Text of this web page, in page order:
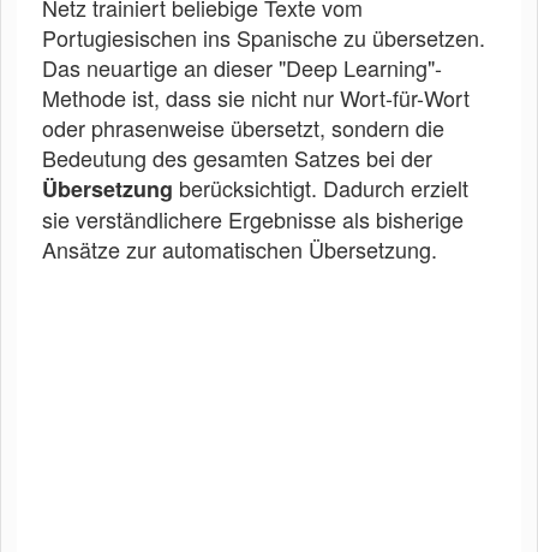
Netz trainiert beliebige Texte vom
Portugiesischen ins Spanische zu übersetzen.
Das neuartige an dieser "Deep Learning"-
Methode ist, dass sie nicht nur Wort-für-Wort
oder phrasenweise übersetzt, sondern die
Bedeutung des gesamten Satzes bei der
Übersetzung berücksichtigt. Dadurch erzielt
sie verständlichere Ergebnisse als bisherige
Ansätze zur automatischen Übersetzung.